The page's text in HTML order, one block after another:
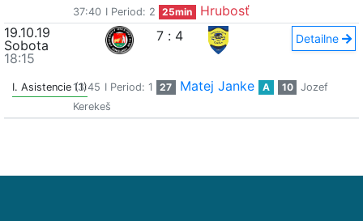
37:40 I Period: 2 25min
Hrubosť
19.10.19
Sobota
18:15
7 : 4 Detailne
I. Asistencie (1)13:45 I Period: 1 27 Matej Janke A 10
Jozef
Kerekeš